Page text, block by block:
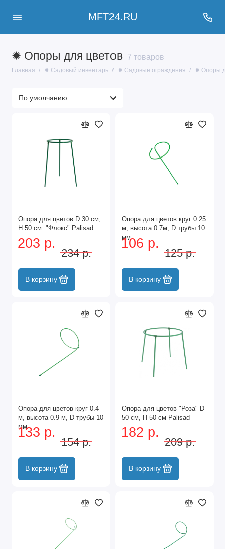
MFT24.RU
✹ Опоры для цветов 7 товаров
Главная ✹ Садовый инвентарь ✹ Садовые ограждения ✹ Опоры
Опора для цветов D 30 см,
H 50 см. "Флокс" Palisad
203 р.
234 р.
В корзину
Опора для цветов круг 0.25
м, высота 0.7м, D трубы 10
мм
106 р.
125 р.
В корзину
Опора для цветов круг 0.4
м, высота 0.9 м, D трубы 10
мм
133 р.
154 р.
В корзину
Опора для цветов "Роза" D
50 см, H 50 см Palisad
182 р.
209 р.
В корзину